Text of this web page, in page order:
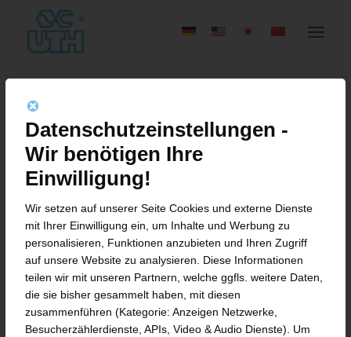
UTH GMBH AUF DER
SONNENSEITE –
INVESTITION IN
GROSSFLÄCHIGE P
HOTOVOLTAIK-ANLAGE F
ÜR KLIMAFREUNDLICHE P
RODUKTION
Datenschutzeinstellungen -
Wir benötigen Ihre
Einwilligung!
Wir setzen auf unserer Seite Cookies und externe Dienste
mit Ihrer Einwilligung ein, um Inhalte und Werbung zu
personalisieren, Funktionen anzubieten und Ihren Zugriff
auf unsere Website zu analysieren. Diese Informationen
teilen wir mit unseren Partnern, welche ggfls. weitere Daten,
die sie bisher gesammelt haben, mit diesen
zusammenführen (Kategorie: Anzeigen Netzwerke,
Besucherzählerdienste, APIs, Video & Audio Dienste). Um